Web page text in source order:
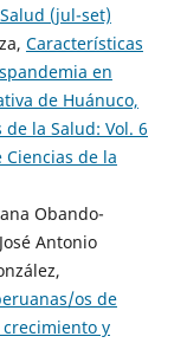
(jul-set)
Características
en
de Huánuco,
de la Salud: Vol. 6
Ciencias de la
Obando-
Antonio
os de
y